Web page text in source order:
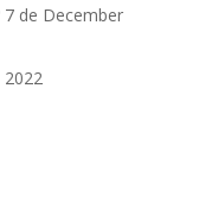
7 de December
2022